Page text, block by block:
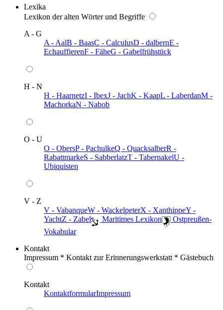
Lexika
Lexikon der alten Wörter und Begriffe
A - G
A - AalB - BaasC - CalculusD - dalbernE -
EchauffierenF - FäheG - Gabelfrühstück
H - N
H - HaarnetzI - IbexJ - JachK - KaapL - LaberdanM -
MachorkaN - Nabob
O - U
O - ObersP - PachulkeQ - QuacksalberR -
RabattmarkeS - SabberlatzT - TabernakelU -
Ubiquisten
V - Z
V - VabanqueW - WackelpeterX - XanthippeY -
YachtZ - Zabel ️ Maritimes Lexikon
️ Ostpreußen-
Vokabular
Kontakt
Impressum * Kontakt zur Erinnerungswerkstatt * Gästebuch
Kontakt
KontaktformularImpressum